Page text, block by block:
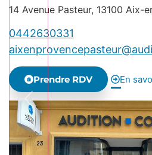
14 Avenue Pasteur, 13100 Aix-
0442630331
Prendre RDV En